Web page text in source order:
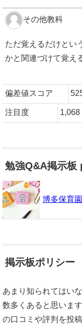
その他教科
ただ覚えるだけとい
かと関連づけて覚え
偏差値スコア
注目度 1,068
勉強Q&A掲示板
博多保育
掲示板ポリシー
あまり知られてはい
数多くあると思いま
の口コミや評判を投